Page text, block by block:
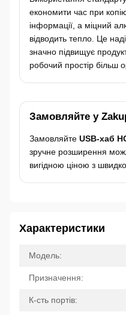
економити час при
інформації, а міцний
відводить тепло. Це
значно підвищує
робочий простір більш
Замовляйте у
Замовляйте USB-хаб
зручне розширення
вигідною ціною з
Характеристики
Модель:
Призначення:
К-сть портів: